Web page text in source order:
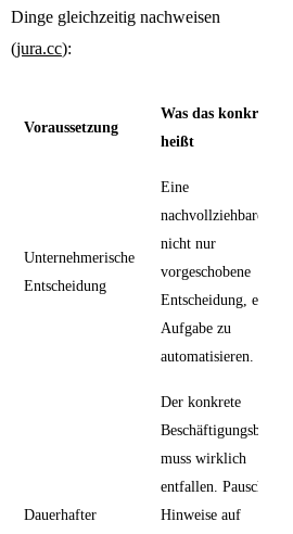
Dinge gleichzeitig nachweisen
(jura.cc):
Voraussetzung
Was das konkret
heißt
Unternehmerische
Entscheidung
Eine
nachvollziehbare,
nicht nur
vorgeschobene
Entscheidung, eine
Aufgabe zu
automatisieren.
Dauerhafter
Der konkrete
Beschäftigungsbedarf
muss wirklich
entfallen. Pauschale
Hinweise auf